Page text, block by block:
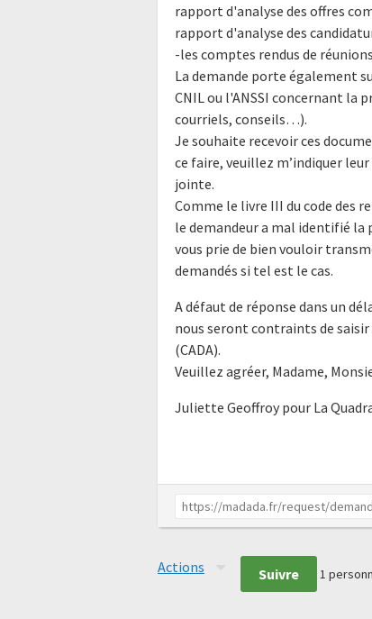
rapport d'analyse des offres
rapport d'analyse des
-les comptes rendus de
La demande porte également
CNIL ou l'ANSSI concernant la
courriels, conseils…).
Je souhaite recevoir ces
ce faire, veuillez m’indiquer
jointe.
Comme le livre III du code des
le demandeur a mal identifié la
vous prie de bien vouloir
demandés si tel est le cas.
A défaut de réponse dans un
nous seront contraints de
(CADA).
Veuillez agréer, Madame,
Juliette Geoffroy pour La
Actions Suivre 1